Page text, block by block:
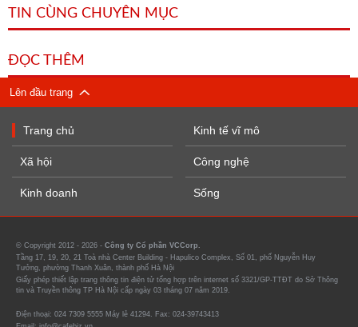
TIN CÙNG CHUYÊN MỤC
ĐỌC THÊM
Lên đầu trang
Trang chủ
Xã hội
Kinh doanh
Kinh tế vĩ mô
Công nghệ
Sống
© Copyright 2012 - 2026 - Công ty Cổ phần VCCorp.
Tầng 17, 19, 20, 21 Toà nhà Center Building - Hapulico Complex, Số 01, phố Nguyễn Huy
Tưởng, phường Thanh Xuân, thành phố Hà Nội
Giấy phép thiết lập trang thông tin điện tử tổng hợp trên internet số 3321/GP-TTĐT do Sở Thông
tin và Truyền thông TP Hà Nội cấp ngày 03 tháng 07 năm 2019.
Điện thoại: 024 7309 5555 Máy lẻ 41294. Fax: 024-39743413